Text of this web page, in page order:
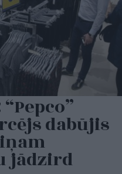
dabūjis
jādzird